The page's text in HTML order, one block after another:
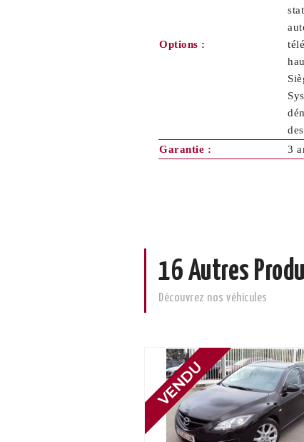
Options :
Garantie :
3
16 Autres
Découvrez nos véhicules